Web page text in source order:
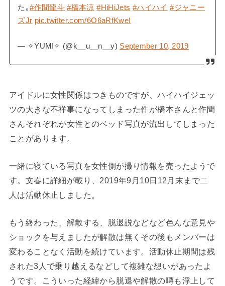
た｡#作間龍斗 #橋本涼 #HiHiJets #ハイハイ #ジャニー
ズJr pic.twitter.com/6O6aRfKweI
— ✧YUMI✧ (@k__u__n__y) September 10, 2019
アイドルに女性関係はつきものですが、ハイハイジェッ
ツの大きな不祥事になってしまった件が橋本さんと作間
さんそれぞれが女性とのベッド写真が流出してしまった
ことがあります。
一緒に寝ている写真を女性側が撮り情報を売ったようで
す。文春に詳細が載り、2019年9月10日12月末まで二
人は活動休止しました。
もう終わった、解散する、脱退説などなど色んな意見や
ショックを与えましたが解散は無くその後もメンバーは
変わることなく活動を続けています。活動休止期間は残
された3人で乗り越えるなどして複雑な想いがあったよ
うです。こういった経緯から脱退や解散の噂も浮上して